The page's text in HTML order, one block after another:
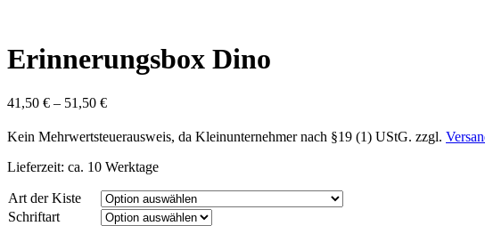
Erinnerungsbox Dino
41,50 € – 51,50 €
Kein Mehrwertsteuerausweis, da Kleinunternehmer nach §19 (1) UStG. zzgl.
Lieferzeit: ca. 10 Werktage
Art der Kiste
Schriftart